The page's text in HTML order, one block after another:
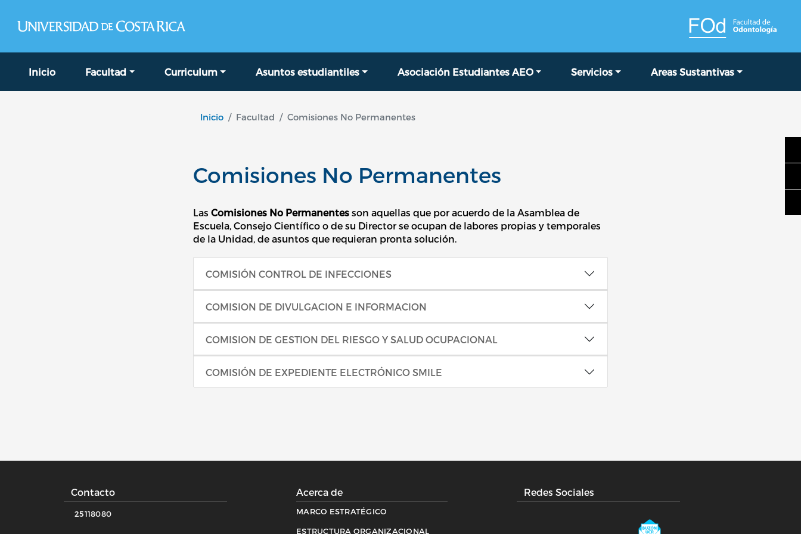
Navegación principal
Inicio Facultad Curriculum Asuntos estudiantiles Asociación Estudiantes AEO Servicios Areas Sustantivas
Inicio Facultad Comisiones No Permanentes
Comisiones No Permanentes
Las Comisiones No Permanentes son aquellas que por acuerdo de la Asamblea de
Escuela, Consejo Científico o de su Director se ocupan de labores propias y temporales
de la Unidad, de asuntos que requieran pronta solución.
COMISIÓN CONTROL DE INFECCIONES
COMISION DE DIVULGACION E INFORMACION
COMISION DE GESTION DEL RIESGO Y SALUD OCUPACIONAL
COMISIÓN DE EXPEDIENTE ELECTRÓNICO SMILE
Contacto
25118080
Acerca de
MARCO ESTRATÉGICO
ESTRUCTURA ORGANIZACIONAL
Redes Sociales